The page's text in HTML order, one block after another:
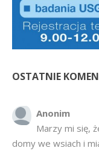
OSTATNIE
Anonim
Marzy mi się,
domy we wsiach i